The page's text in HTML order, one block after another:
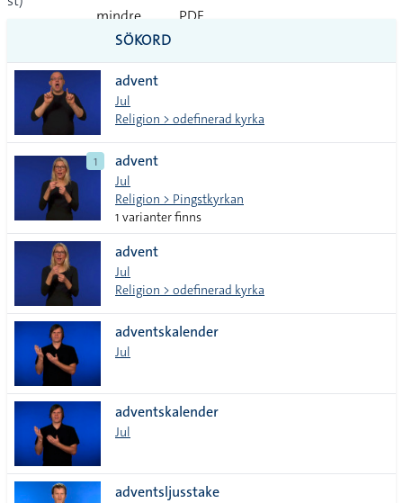
mindre
tecken
PDF
SÖKORD
advent
Jul
Religion > odefinerad kyrka
1 advent
Jul
Religion > Pingstkyrkan
1 varianter finns
advent
Jul
Religion > odefinerad kyrka
adventskalender
Jul
adventskalender
Jul
adventsljusstake